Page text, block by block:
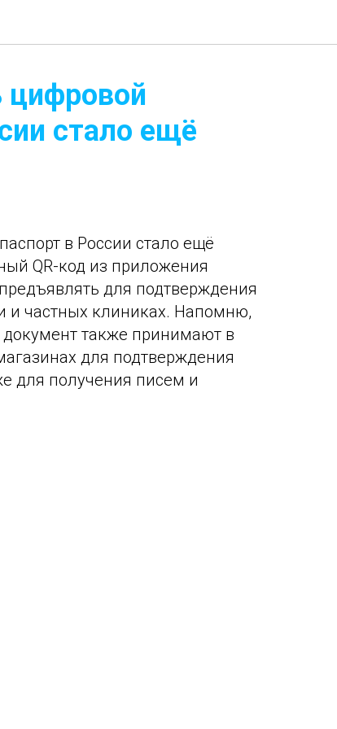
цифровой
стало ещё
в России стало ещё
QR-код из приложения
для подтверждения
и частных клиниках. Напомню,
также принимают в
для подтверждения
для получения писем и